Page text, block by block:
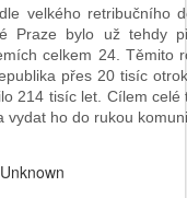
velkého retribučního
Praze bylo už tehdy
celkem 24. Těmito
přes 20 tisíc
214 tisíc let. Cílem
vydat ho do rukou